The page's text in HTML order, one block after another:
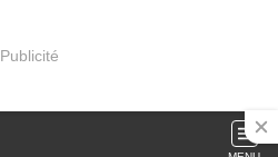
Publicité